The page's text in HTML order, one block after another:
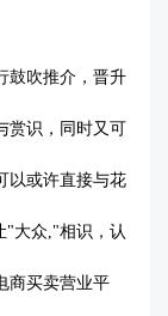
鼓吹推介，晋升
赏识，同时又可
以或许直接与花
"大众,"相识，认
商买卖营业平